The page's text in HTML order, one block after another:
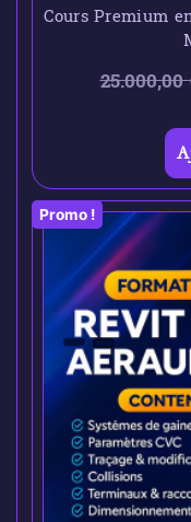
Cours Premium
25.000,00
Promo !